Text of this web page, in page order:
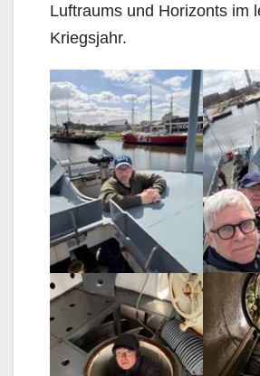
Luftraums und Horizonts im
Kriegsjahr.